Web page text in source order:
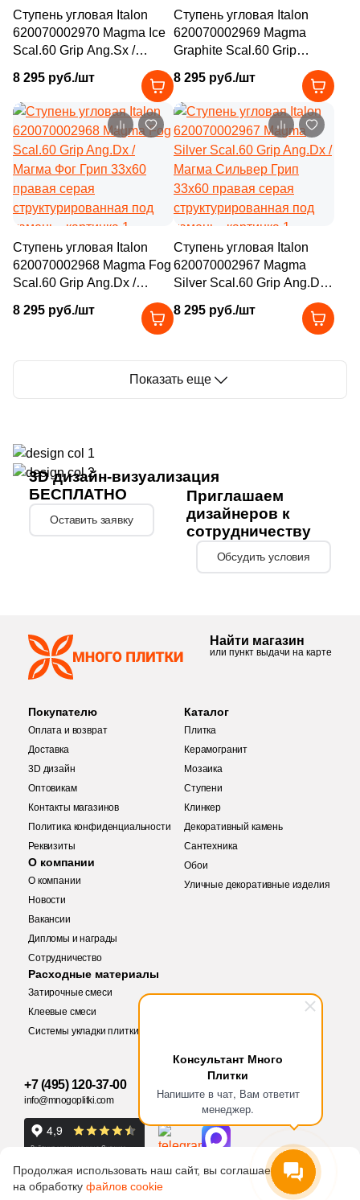
Консультант Много
Плитки
Напишите в чат, Вам ответит
менеджер.
29.2x29.2 (26)
29.6x31 (1)
29.2x29.6 (1)
29.8x33 (7)
29.6x29.9 (14)
29.5x31.5 (2)
29.5x30.5 (4)
29.4x29.8 (2)
29.7х29.7 (4)
29.5x48 (3)
29.7x29.7 (26)
29.7x29.3 (2)
29.8x39.8 (
29.8x29.7 (
29.9x29.9 (
29.2x30 (3)
29.4x31.5 (
29.7x30.6 (2)
29.7x34.6 (3)
29.6x29.7 (
30.7x38.7 (
30x20 (8)
30,5x30,5 (2)
30.7x30.7 (13)
30.7x31.7 (9)
30x32.5 ( 1)
Ступень угловая Italon
620070002970 Magma Ice
Scal.60 Grip Ang.Sx /
левая бежевая
структурированная под
камень
8 295 руб./шт
Ступень угловая Italon
620070002969 Magma
Graphite Scal.60 Grip
Ang.Dx / Магма Графит
Грип 33x60 правая графит
структурированная под
камень
8 295 руб./шт
Ступень угловая Italon
620070002968 Magma Fog
Scal.60 Grip Ang.Dx /
правая серая
структурированная под
8 295 руб./шт
Ступень угловая Italon
620070002967 Magma
Silver Scal.60 Grip Ang.Dx /
33x60 правая серая
структурированная под
8 295 руб./шт
Показать еще
3D дизайн-визуализация
БЕСПЛАТНО
Оставить заявку
Приглашаем
дизайнеров к
сотрудничеству
Обсудить условия
Купить в 1 клик
Общая стоимость 3 650 руб.
Заявка на бесплатный 3D дизайн
Телефон
Обратная связь
Ваше имя
Найти магазин
или пункт выдачи на карте
Покупателю
Оплата и возврат
Доставка
3D дизайн
Оптовикам
Контакты магазинов
Политика конфиденциальности
Реквизиты
О компании
О компании
Новости
Вакансии
Дипломы и награды
Сотрудничество
Расходные материалы
Затирочные смеси
Клеевые смеси
Системы укладки плитки
Каталог
Плитка
Керамогранит
Мозаика
Ступени
Клинкер
Декоративный камень
Сантехника
Обои
Уличные декоративные изделия
+7 (495) 120-37-00
info@mnogoplitki.com
Продолжая использовать наш сайт, вы соглашаетесь
на обработку файлов cookie